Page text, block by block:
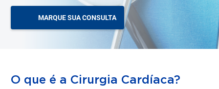
MARQUE SUA CONSULTA
O que é a Cirurgia Cardíaca?